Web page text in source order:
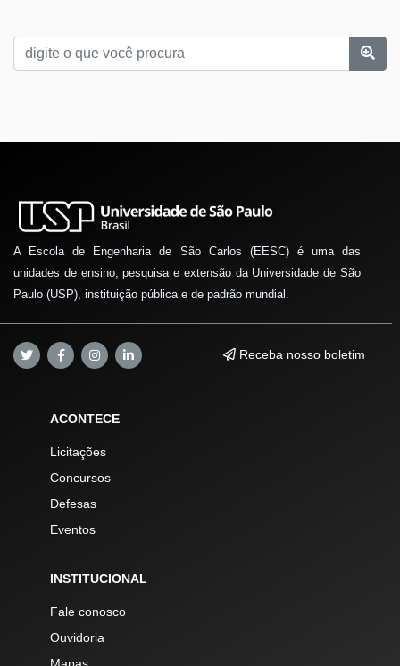
A Escola de Engenharia de São Carlos (EESC) é uma das
unidades de ensino, pesquisa e extensão da Universidade de São
Paulo (USP), instituição pública e de padrão mundial.
Receba nosso boletim
ACONTECE
Licitações
Concursos
Defesas
Eventos
INSTITUCIONAL
Fale conosco
Ouvidoria